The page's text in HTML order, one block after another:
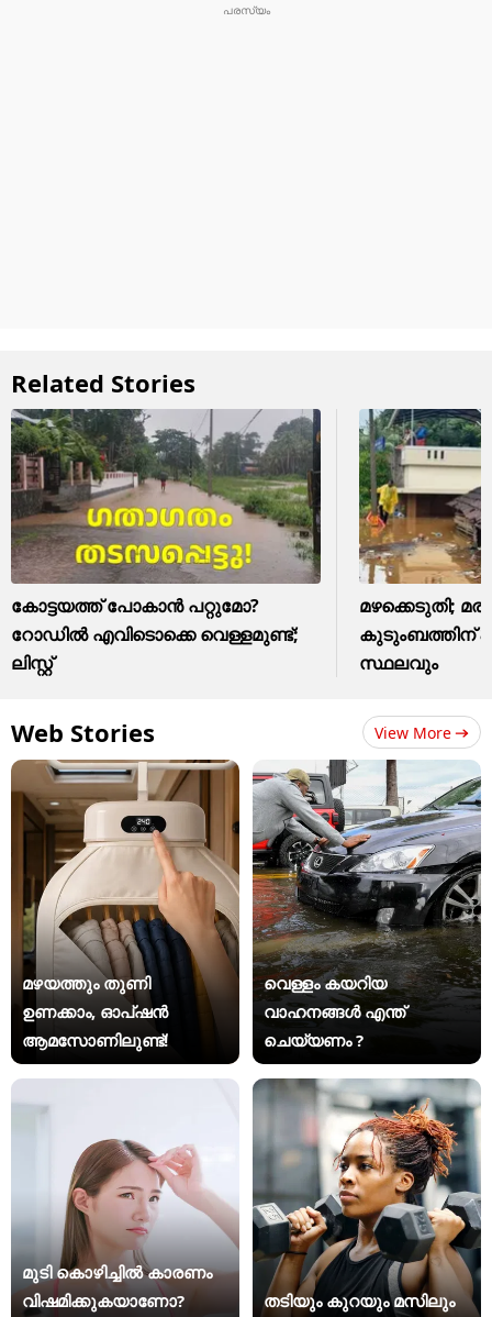
Related Stories
കോട്ടയത്ത് പോകാൻ പറ്റുമോ?
റോഡിൽ എവിടൊക്കെ വെള്ളമുണ്ട്;
ലിസ്റ്റ്
മഴക്കെടുതി;
കുടുംബത്തിന് 8
സ്ഥലവും
Web Stories View More
മഴയത്തും തുണി
ഉണക്കാം, ഓപ്ഷൻ
ആമസോണിലുണ്ട്!
വെള്ളം കയറിയ
വാഹനങ്ങൾ എന്ത്
ചെയ്യണം ?
മുടി കൊഴിച്ചിൽ കാരണം
വിഷമിക്കുകയാണോ?
തടിയും കുറയും മസിലും